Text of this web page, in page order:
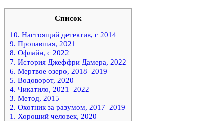
Список
10. Настоящий детектив, с 2014
9. Пропавшая, 2021
8. Офлайн, с 2022
7. История Джеффри Дамера, 2022
6. Мертвое озеро, 2018–2019
5. Водоворот, 2020
4. Чикатило, 2021–2022
3. Метод, 2015
2. Охотник за разумом, 2017–2019
1. Хороший человек, 2020